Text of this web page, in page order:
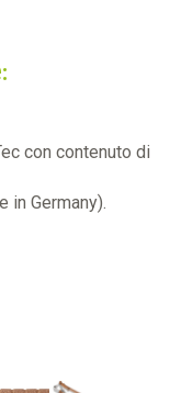
con contenuto di
in Germany).